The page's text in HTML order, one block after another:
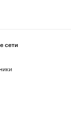
сети